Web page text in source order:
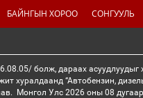
БАЙНГЫН ХОРОО СОНГУУЛЬ
болж, дараах
хуралдаанд “Автобензин,
Монгол Улс 2026 оны 08